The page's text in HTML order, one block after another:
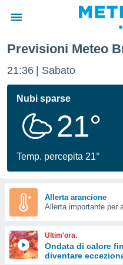
di
per
le
di
Web
le
Previsioni Meteo
21:36 Sabato
Nubi sparse
21°
Temp. percepita 21°
Allerta arancione
Allerta importante per
Ultim'ora.
Ondata di calore
diventare